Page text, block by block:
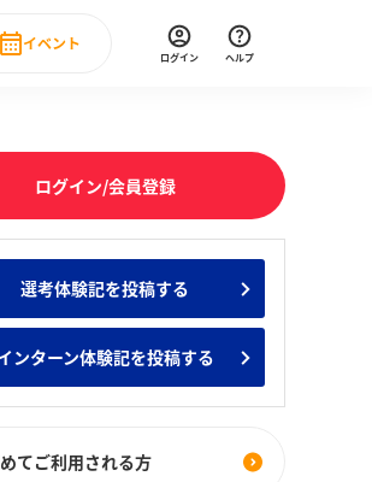
キング みんなのインターン人気企業ランキ
ュー
イベント
直近のイベント一覧
ログイン ヘルプ
ログイン/会員登録
選考体験記を投稿する
ンターン体験記を投稿する
てご利用される方